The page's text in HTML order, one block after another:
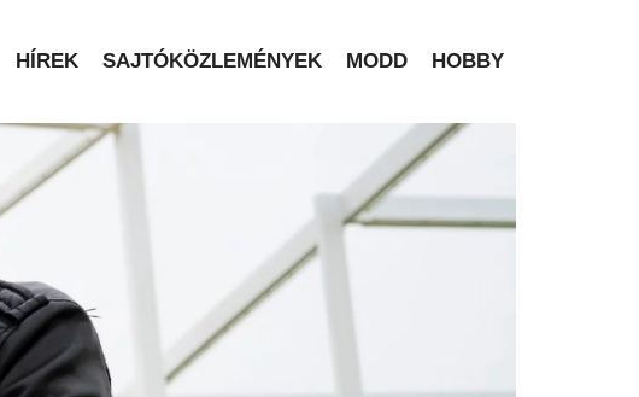
HÍREK SAJTÓKÖZLEMÉNYEK MODD HOBBY